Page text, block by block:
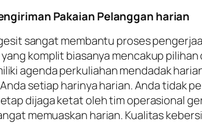
Pakaian Pelanggan harian
sangat membantu proses
yang komplit biasanya mencakup
agenda perkuliahan mendadak
setiap harinya harian. Anda tidak
dijaga ketat oleh tim operasional
memuaskan harian. Kualitas